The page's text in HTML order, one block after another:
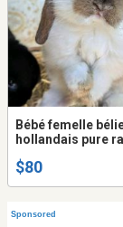
Bébé femelle
hollandais pure
$80